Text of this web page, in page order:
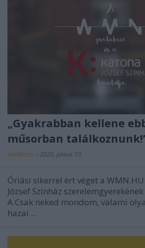
„Gyakrabban kellene
műsorban
mtothorsi • 2020. június 10.
Óriási sikerrel ért véget a WMN.HU
József Színház
A Csak neked mondom, valami
hazai ...